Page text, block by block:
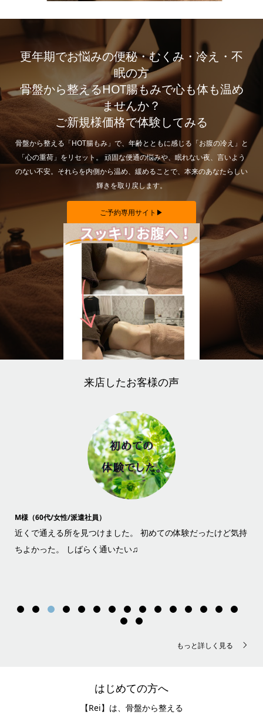
更年期でお悩みの便秘・むくみ・冷え・不
眠の方
骨盤から整えるHOT腸もみで心も体も温め
ませんか？
ご新規様価格で体験してみる
骨盤から整える「HOT腸もみ」で、年齢とともに感じる「お腹の冷え」と
「心の重荷」をリセット。 頑固な便通の悩みや、眠れない夜、言いよう
のない不安。それらを内側から温め、緩めることで、本来のあなたらしい
輝きを取り戻します。
ご予約専用サイト▶
来店したお客様の声
M様（60代/女性/派遣社員）
近くで通える所を見つけました。 初めての体験だったけど気持
ちよかった。 しばらく通いたい♫
もっと詳しく見る
はじめての方へ
【Rei】は、骨盤から整える